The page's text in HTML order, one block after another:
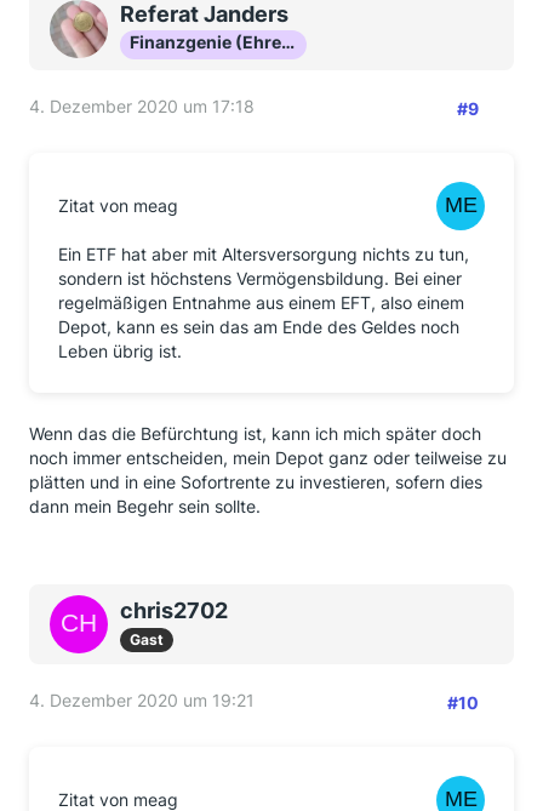
Referat Janders
Finanzgenie (Ehrenmitglied)
4. Dezember 2020 um 17:18 #9
Zitat von meag
Ein ETF hat aber mit Altersversorgung nichts zu tun,
sondern ist höchstens Vermögensbildung. Bei einer
regelmäßigen Entnahme aus einem EFT, also einem
Depot, kann es sein das am Ende des Geldes noch
Leben übrig ist.
Wenn das die Befürchtung ist, kann ich mich später doch
noch immer entscheiden, mein Depot ganz oder teilweise zu
plätten und in eine Sofortrente zu investieren, sofern dies
dann mein Begehr sein sollte.
chris2702
Gast
4. Dezember 2020 um 19:21 #10
Zitat von meag